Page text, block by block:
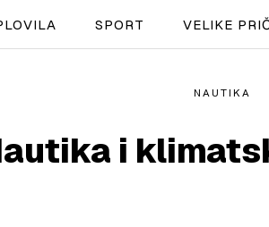
SPORT VELIKE
NAUTIKA
i